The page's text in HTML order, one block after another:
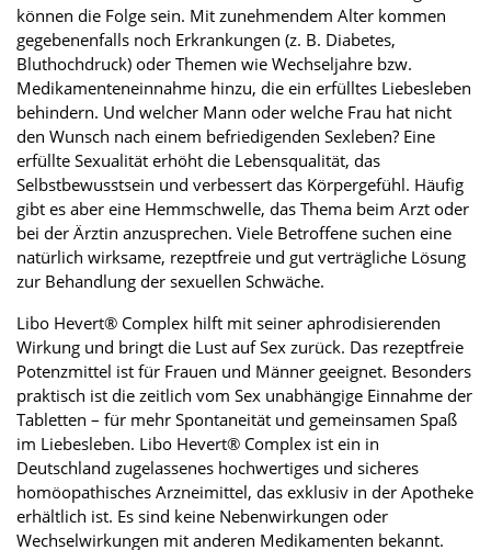
können die Folge sein. Mit zunehmendem Alter kommen
gegebenenfalls noch Erkrankungen (z. B. Diabetes,
Bluthochdruck) oder Themen wie Wechseljahre bzw.
Medikamenteneinnahme hinzu, die ein erfülltes Liebesleben
behindern. Und welcher Mann oder welche Frau hat nicht
den Wunsch nach einem befriedigenden Sexleben? Eine
erfüllte Sexualität erhöht die Lebensqualität, das
Selbstbewusstsein und verbessert das Körpergefühl. Häufig
gibt es aber eine Hemmschwelle, das Thema beim Arzt oder
bei der Ärztin anzusprechen. Viele Betroffene suchen eine
natürlich wirksame, rezeptfreie und gut verträgliche Lösung
zur Behandlung der sexuellen Schwäche.
Libo Hevert® Complex hilft mit seiner aphrodisierenden
Wirkung und bringt die Lust auf Sex zurück. Das rezeptfreie
Potenzmittel ist für Frauen und Männer geeignet. Besonders
praktisch ist die zeitlich vom Sex unabhängige Einnahme der
Tabletten – für mehr Spontaneität und gemeinsamen Spaß
im Liebesleben. Libo Hevert® Complex ist ein in
Deutschland zugelassenes hochwertiges und sicheres
homöopathisches Arzneimittel, das exklusiv in der Apotheke
erhältlich ist. Es sind keine Nebenwirkungen oder
Wechselwirkungen mit anderen Medikamenten bekannt.